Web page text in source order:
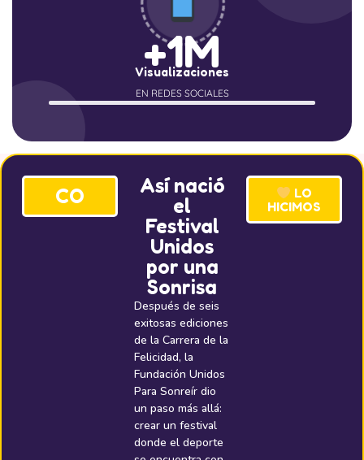
+1M
Visualizaciones
EN REDES SOCIALES
CO
Así nació
el
Festival
Unidos
por una
Sonrisa
Después de seis
exitosas ediciones
de la Carrera de la
Felicidad, la
Fundación Unidos
Para Sonreír dio
un paso más allá:
crear un festival
donde el deporte
LO
HICIMOS